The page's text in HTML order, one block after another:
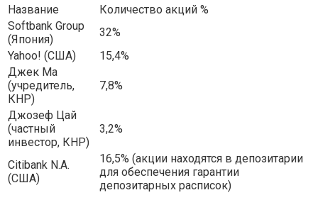
Название
Количество акций %
Softbank Group
(Япония)
32%
Yahoo! (США)
15,4%
Джек Ма
(учредитель,
КНР)
7,8%
Джозеф Цай
(частный
инвестор, КНР)
3,2%
Citibank N.A.
(США)
16,5% (акции находятся в депозитарии
для обеспечения гарантии
депозитарных расписок)